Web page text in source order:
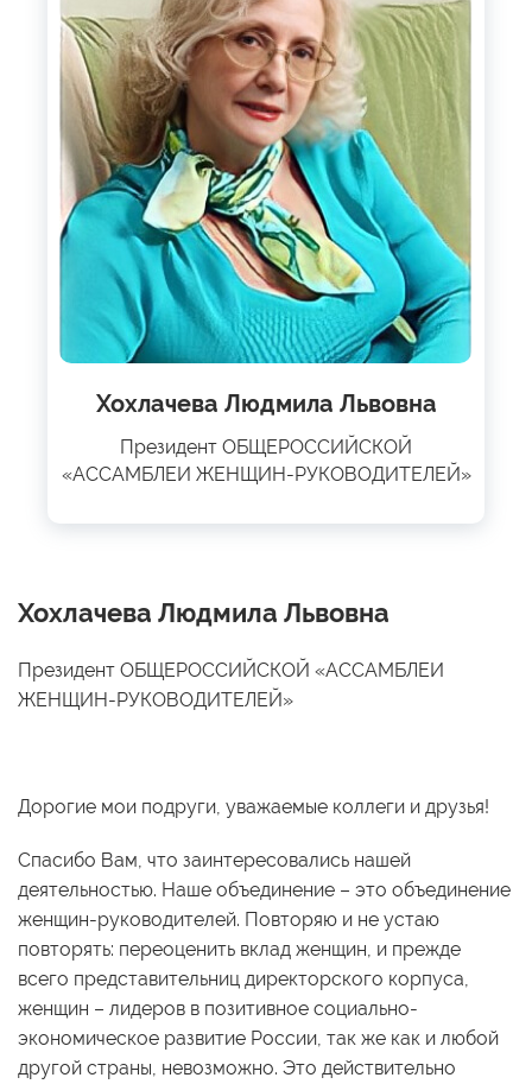
Хохлачева Людмила Львовна
Президент ОБЩЕРОССИЙСКОЙ
«АССАМБЛЕИ ЖЕНЩИН-РУКОВОДИТЕЛЕЙ»
Хохлачева Людмила Львовна
Президент ОБЩЕРОССИЙСКОЙ «АССАМБЛЕИ
ЖЕНЩИН-РУКОВОДИТЕЛЕЙ»
Дорогие мои подруги, уважаемые коллеги и друзья!
Спасибо Вам, что заинтересовались нашей
деятельностью. Наше объединение – это объединение
женщин-руководителей. Повторяю и не устаю
повторять: переоценить вклад женщин, и прежде
всего представительниц директорского корпуса,
женщин – лидеров в позитивное социально-
экономическое развитие России, так же как и любой
другой страны, невозможно. Это действительно